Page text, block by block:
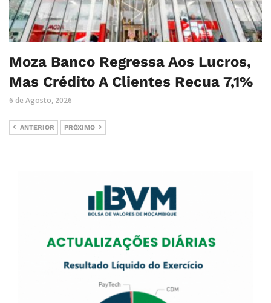
Moza Banco Regressa Aos Lucros,
Mas Crédito A Clientes Recua 7,1%
6 de Agosto, 2026
ANTERIOR PRÓXIMO